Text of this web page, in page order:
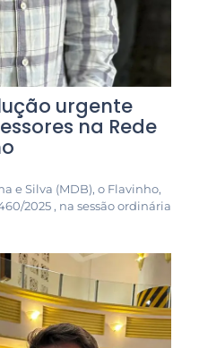
urgente
na Rede
e Silva (MDB), o Flavinho,
2025 , na sessão ordinária